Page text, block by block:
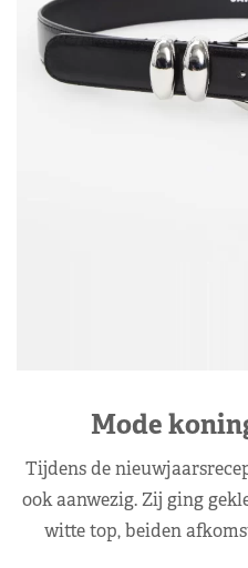
Mode
Tijdens de
ook aanwezig. Zij ging
witte top, beiden